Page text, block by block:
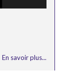
En savoir plus...